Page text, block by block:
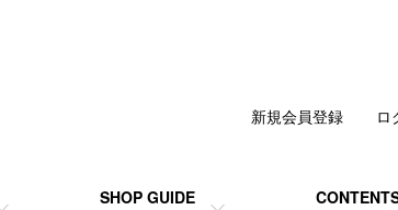
SHOP GUIDE
新規会員登録 ロ